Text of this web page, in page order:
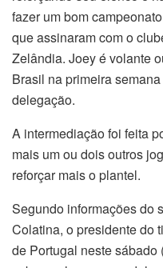
fazer um bom
que assinaram com o
Zelândia. Joey é volante
Brasil na primeira
delegação.
A intermediação foi feita
mais um ou dois outros
reforçar mais o plantel.
Segundo informações do
Colatina, o presidente do
de Portugal neste